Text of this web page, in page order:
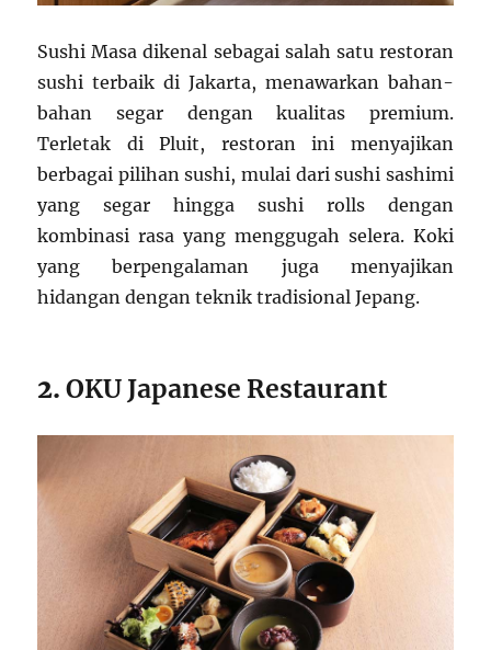
Sushi Masa dikenal sebagai salah satu restoran
sushi terbaik di Jakarta, menawarkan bahan-
bahan segar dengan kualitas premium.
Terletak di Pluit, restoran ini menyajikan
berbagai pilihan sushi, mulai dari sushi sashimi
yang segar hingga sushi rolls dengan
kombinasi rasa yang menggugah selera. Koki
yang berpengalaman juga menyajikan
hidangan dengan teknik tradisional Jepang.
2.OKU Japanese Restaurant